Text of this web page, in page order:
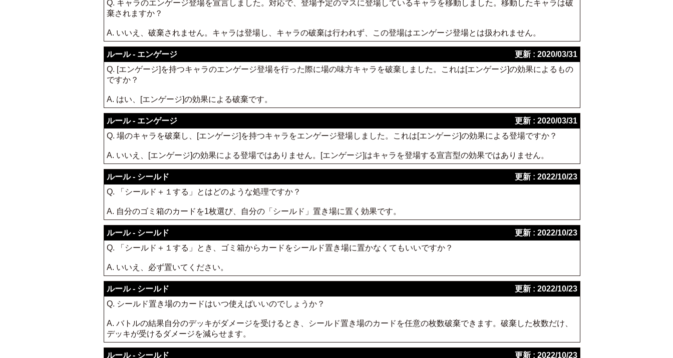
Q. キャラのエンゲージ登場を宣言しました。対応で、登場予定のマスに登場しているキャラを移動しました。移動したキャラは破
棄されますか？
A. いいえ、破棄されません。キャラは登場し、キャラの破棄は行われず、この登場はエンゲージ登場とは扱われません。
ルール - エンゲージ
更新 : 2020/03/31
Q. [エンゲージ]を持つキャラのエンゲージ登場を行った際に場の味方キャラを破棄しました。これは[エンゲージ]の効果によるもの
ですか？
A. はい、[エンゲージ]の効果による破棄です。
ルール - エンゲージ
更新 : 2020/03/31
Q. 場のキャラを破棄し、[エンゲージ]を持つキャラをエンゲージ登場しました。これは[エンゲージ]の効果による登場ですか？
A. いいえ、[エンゲージ]の効果による登場ではありません。[エンゲージ]はキャラを登場する宣言型の効果ではありません。
ルール - シールド
更新 : 2022/10/23
Q. 「シールド＋１する」とはどのような処理ですか？
A. 自分のゴミ箱のカードを1枚選び、自分の「シールド」置き場に置く効果です。
ルール - シールド
更新 : 2022/10/23
Q. 「シールド＋１する」とき、ゴミ箱からカードをシールド置き場に置かなくてもいいですか？
A. いいえ、必ず置いてください。
ルール - シールド
更新 : 2022/10/23
Q. シールド置き場のカードはいつ使えばいいのでしょうか？
A. バトルの結果自分のデッキがダメージを受けるとき、シールド置き場のカードを任意の枚数破棄できます。破棄した枚数だけ、
デッキが受けるダメージを減らせます。
ルール - シールド 更新 : 2022/10/23